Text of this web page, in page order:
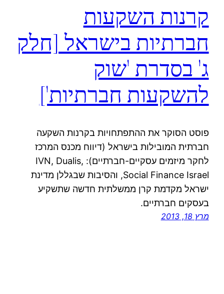
קרנות השקעות
חברתיות בישראל [חלק
ג' בסדרת 'שוק
להשקעות חברתיות']
פוסט הסוקר את ההתפתחויות בקרנות השקעה
חברתית המובילות בישראל (דיווח מכנס המרכז
לחקר מיזמים עסקיים-חברתיים): IVN, Dualis,
Social Finance Israel, והסיבות שבגללן מדינת
ישראל מקדמת קרן ממשלתית חדשה שתשקיע
בעסקים חברתיים.
מרץ 18, 2013